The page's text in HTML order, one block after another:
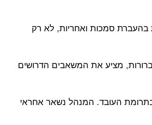
בהעברת סמכות ואחריות, לא רק
מציע את המשאבים הדרושים
בתרומת העובד. המנהל נשאר אחראי